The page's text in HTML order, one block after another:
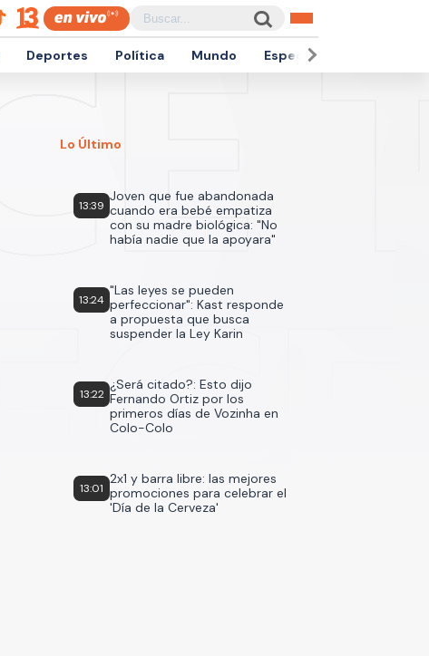
Deportes Política Mundo Espectáculos
Lo Último
13:39
Joven que fue abandonada
cuando era bebé empatiza
con su madre biológica: "No
había nadie que la apoyara"
13:24
"Las leyes se pueden
perfeccionar": Kast responde
a propuesta que busca
suspender la Ley Karin
13:22
¿Será citado?: Esto dijo
Fernando Ortiz por los
primeros días de Vozinha en
Colo-Colo
13:01
2x1 y barra libre: las mejores
promociones para celebrar el
'Día de la Cerveza'